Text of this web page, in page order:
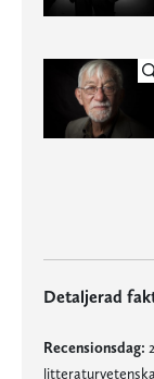
Detaljerad
Recensionsdag: